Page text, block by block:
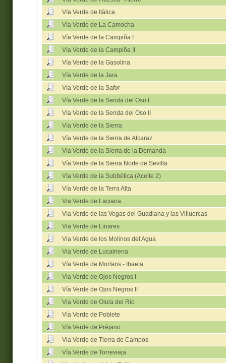
Vía Verde de Itálica
Vía Verde de La Camocha
Vía Verde de la Campiña I
Vía Verde de la Campiña II
Vía Verde de la Gasolina
Vía Verde de la Jara
Vía Verde de la Safor
Vía Verde de la Senda del Oso I
Vía Verde de la Senda del Oso II
Vía Verde de la Sierra
Vía Verde de la Sierra de Alcaraz
Vía Verde de la Sierra de la Demanda
Vía Verde de la Sierra Norte de Sevilla
Vía Verde de la Subbética (Aceite 2)
Vía Verde de la Terra Alta
Via Verde de Laciana
Vía Verde de las Vegas del Guadiana y las Villuercas
Via Verde de Linares
Via Verde de los Molinos del Agua
Via Verde de Lucainena
Vía Verde de Morlans - Ibaeta
Vía Verde de Ojos Negros I
Vía Verde de Ojos Negros II
Via Verde de Olula del Rio
Vía Verde de Poblete
Vía Verde de Préjano
Via Verde de Tierra de Campos
Vía Verde de Torrevieja